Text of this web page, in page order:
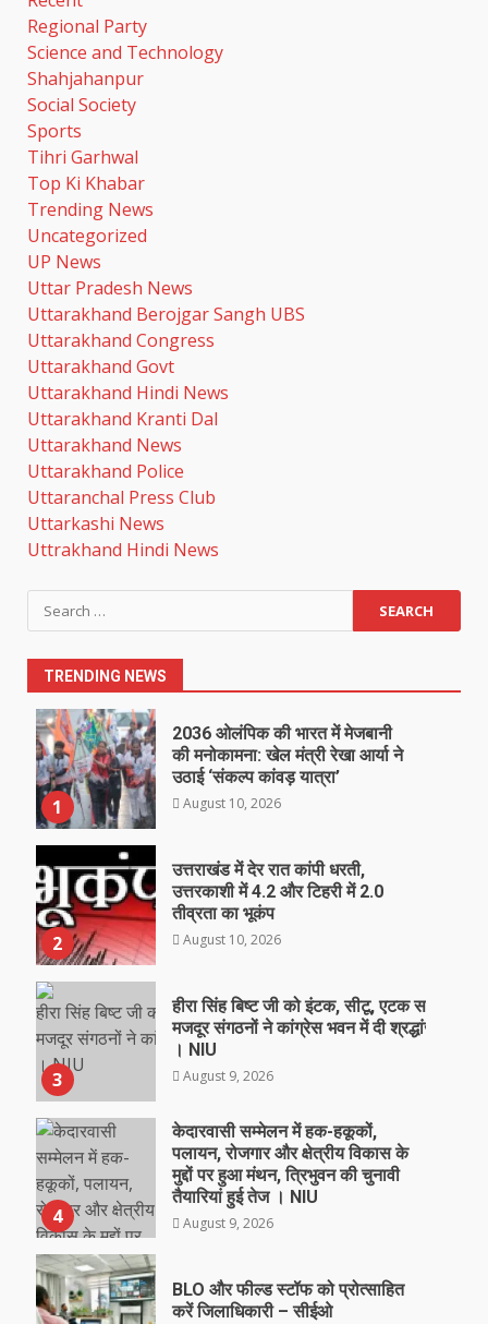
Regional Party
Science and Technology
Shahjahanpur
Social Society
Sports
Tihri Garhwal
Top Ki Khabar
Trending News
Uncategorized
UP News
Uttar Pradesh News
Uttarakhand Berojgar Sangh UBS
Uttarakhand Congress
Uttarakhand Govt
Uttarakhand Hindi News
Uttarakhand Kranti Dal
Uttarakhand News
Uttarakhand Police
Uttaranchal Press Club
Uttarkashi News
Uttrakhand Hindi News
Search
for:
TRENDING NEWS
1
2036 ओलंपिक की भारत में मेजबानी
की मनोकामना: खेल मंत्री रेखा आर्या ने
उठाई ‘संकल्प कांवड़ यात्रा’
August 10, 2026
2
उत्तराखंड में देर रात कांपी धरती,
उत्तरकाशी में 4.2 और टिहरी में 2.0
तीव्रता का भूकंप
August 10, 2026
3
हीरा सिंह बिष्ट जी को इंटक, सीटू, एटक सहित
मजदूर संगठनों ने कांग्रेस भवन में दी श्रद्धांजलि
। NIU
August 9, 2026
4
केदारवासी सम्मेलन में हक-हकूकों,
पलायन, रोजगार और क्षेत्रीय विकास के
मुद्दों पर हुआ मंथन, त्रिभुवन की चुनावी
तैयारियां हुई तेज । NIU
August 9, 2026
BLO और फील्ड स्टॉफ को प्रोत्साहित
करें जिलाधिकारी – सीईओ